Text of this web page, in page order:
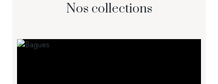
Nos collections